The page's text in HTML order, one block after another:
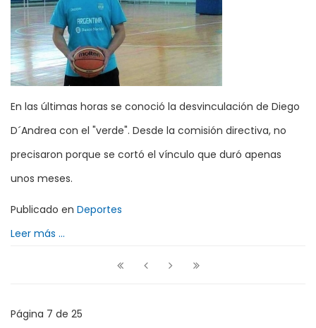
En las últimas horas se conoció la desvinculación de Diego
D´Andrea con el "verde". Desde la comisión directiva, no
precisaron porque se cortó el vínculo que duró apenas
unos meses.
Publicado en Deportes
Leer más ...
Página 7 de 25